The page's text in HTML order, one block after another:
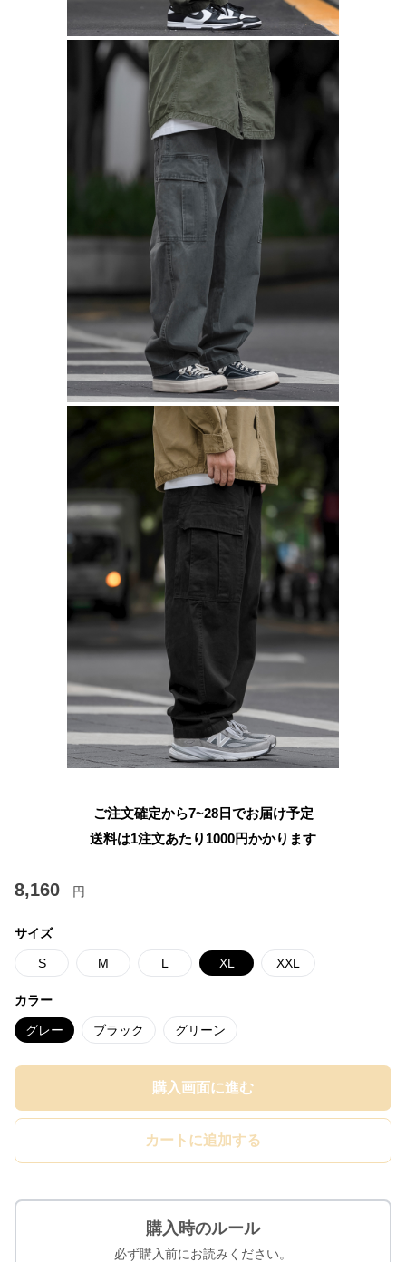
ご注文確定から7~28日でお届け予定
送料は1注文あたり 1000円かかります
8,160 円
サイズ
S M L XL XXL
カラー
グレー ブラック グリーン
購入画面に進む
カートに追加する
購入時のルール
必ず購入前にお読みください。